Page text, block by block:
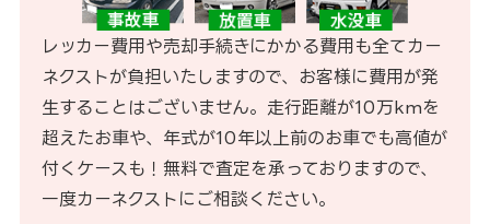
レッカー費用や売却手続きにかかる費用も全てカー
ネクストが負担いたしますので、お客様に費用が発
生することはございません。走行距離が10万kmを
超えたお車や、年式が10年以上前のお車でも高値が
付くケースも！無料で査定を承っておりますので、
一度カーネクストにご相談ください。